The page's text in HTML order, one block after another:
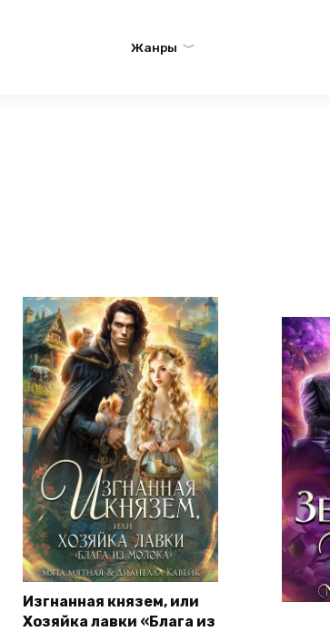
Жанры
Изгнанная князем, или
Хозяйка лавки «Блага из